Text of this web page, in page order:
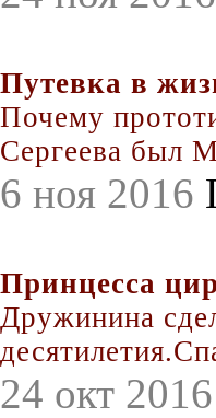
Путевка в
Почему
Сергеева был
6 ноя 2016
Принцесса
Дружинина
24 окт 2016